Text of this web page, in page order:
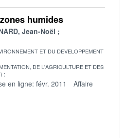
humides
Jean-Noël
ET DU DEVELOPPEMENT
DE L'AGRICULTURE ET DES
en ligne: févr. 2011
Affaire